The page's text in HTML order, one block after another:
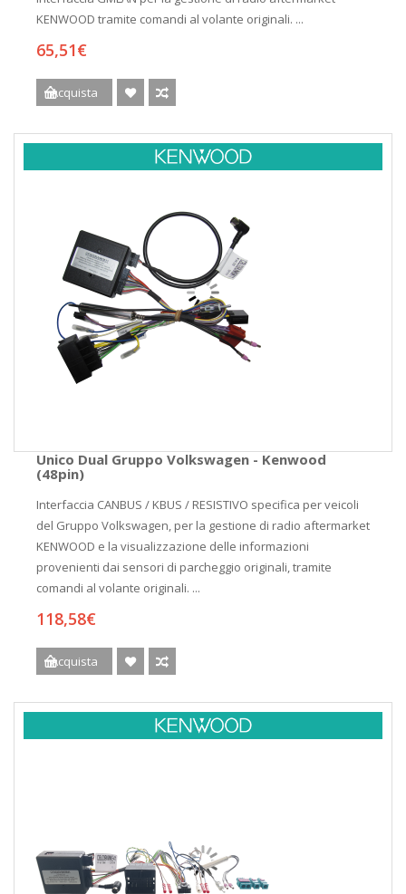
KENWOOD tramite comandi al volante originali. ...
65,51€
Acquista
Unico Dual Gruppo Volkswagen - Kenwood
(48pin)
Interfaccia CANBUS / KBUS / RESISTIVO specifica per veicoli
del Gruppo Volkswagen, per la gestione di radio aftermarket
KENWOOD e la visualizzazione delle informazioni
provenienti dai sensori di parcheggio originali, tramite
comandi al volante originali. ...
118,58€
Acquista